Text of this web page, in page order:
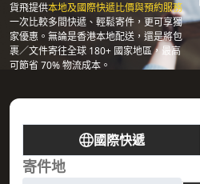
貨飛提供本地及國際快遞比價與預約服務
一次比較多間快遞、輕鬆寄件，更可享獨
家優惠。無論是香港本地配送，還是將包
裹／文件寄往全球 180+ 國家地區，最高
可節省 70% 物流成本。
國際快遞
寄件地